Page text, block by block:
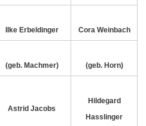
Ilke Erbeldinger Cora Weinbach
(geb. Machmer) (geb. Horn)
Astrid Jacobs
Hildegard
Hasslinger